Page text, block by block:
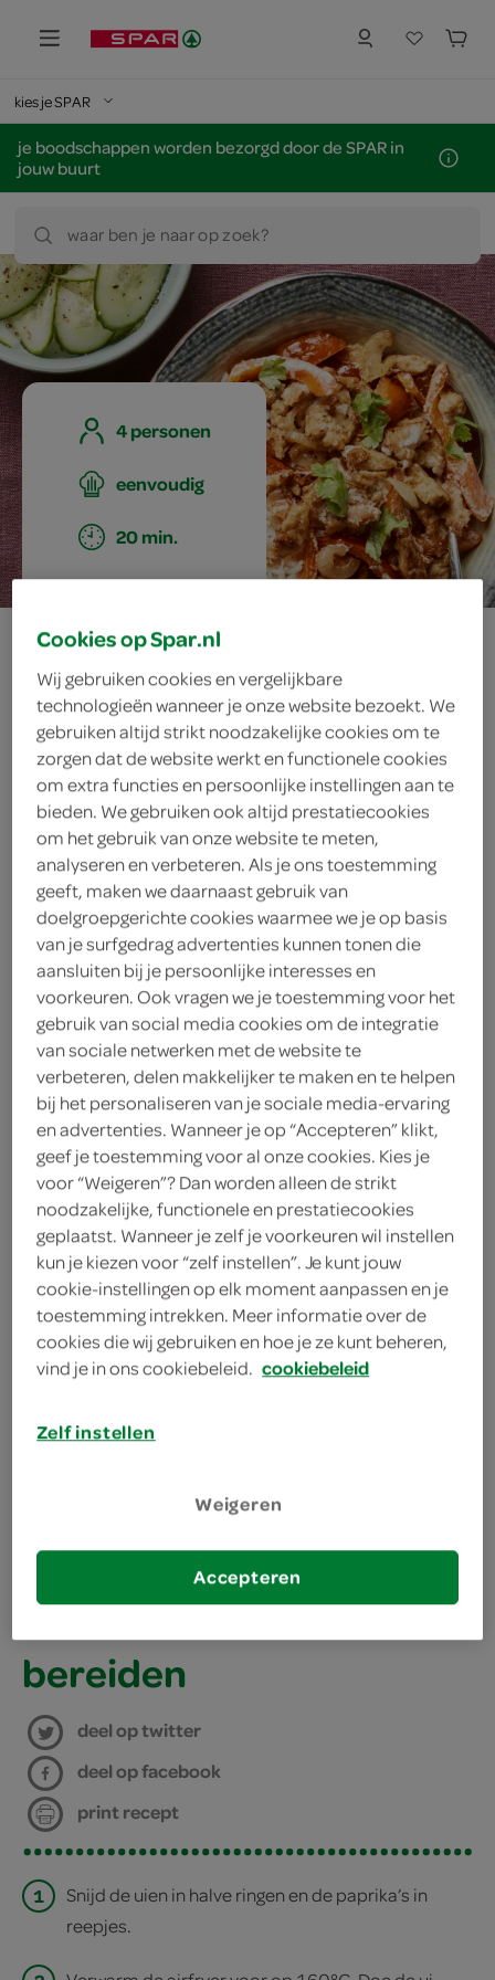
kies je SPAR
je boodschappen worden bezorgd door de SPAR in
jouw buurt
waar ben je naar op zoek?
4 personen
eenvoudig
20 min.
vegetarische
tandoori uit de
airfryer
ingrediënten
2 eetlepels rijstazijn
1 komkommer
300 gram witte rijst
4 eetlepels Griekse yoghurt
2 theelepels kaneel
2 theelepels komijnpoeder
300 gram vegetarische kipstukjes
3 paprika's
2 uien
bereiden
deel op twitter
deel op facebook
print recept
1
Snijd de uien in halve ringen en de paprika’s in
reepjes.
Cookies op Spar.nl
Wij gebruiken cookies en vergelijkbare
technologieën wanneer je onze website bezoekt. We
gebruiken altijd strikt noodzakelijke cookies om te
zorgen dat de website werkt en functionele cookies
om extra functies en persoonlijke instellingen aan te
bieden. We gebruiken ook altijd prestatiecookies
om het gebruik van onze website te meten,
analyseren en verbeteren. Als je ons toestemming
geeft, maken we daarnaast gebruik van
doelgroepgerichte cookies waarmee we je op basis
van je surfgedrag advertenties kunnen tonen die
aansluiten bij je persoonlijke interesses en
voorkeuren. Ook vragen we je toestemming voor het
gebruik van social media cookies om de integratie
van sociale netwerken met de website te
verbeteren, delen makkelijker te maken en te helpen
bij het personaliseren van je sociale media-ervaring
en advertenties. Wanneer je op “Accepteren” klikt,
geef je toestemming voor al onze cookies. Kies je
voor “Weigeren”? Dan worden alleen de strikt
noodzakelijke, functionele en prestatiecookies
geplaatst. Wanneer je zelf je voorkeuren wil instellen
kun je kiezen voor “zelf instellen”. Je kunt jouw
cookie-instellingen op elk moment aanpassen en je
toestemming intrekken. Meer informatie over de
cookies die wij gebruiken en hoe je ze kunt beheren,
vind je in ons cookiebeleid. cookiebeleid
Zelf instellen
Weigeren
Accepteren